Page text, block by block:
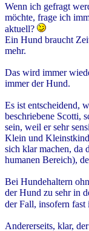
Wenn ich gefragt
möchte, frage ich
aktuell?
Ein Hund braucht
mehr.
Das wird immer
immer der Hund.
Es ist entscheidend,
beschriebene Scotti,
sein, weil er sehr
Klein und
sich klar machen, da
humanen Bereich),
Bei Hundehaltern
der Hund zu sehr in
der Fall, insofern
Andererseits, klar,